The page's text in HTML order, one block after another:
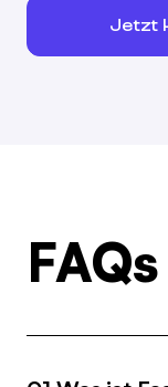
Jetzt
FAQs